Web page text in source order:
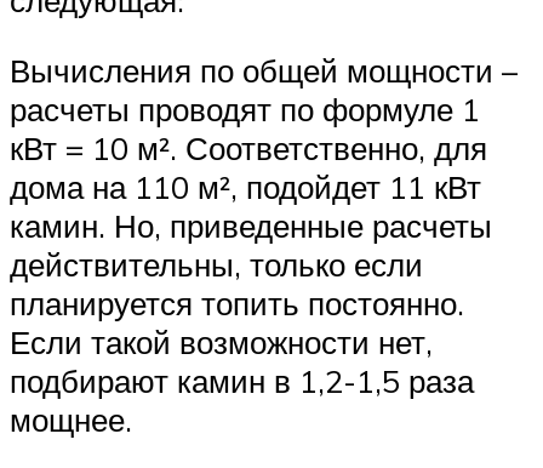
Вычисления по общей мощности –
расчеты проводят по формуле 1
кВт = 10 м². Соответственно, для
дома на 110 м², подойдет 11 кВт
камин. Но, приведенные расчеты
действительны, только если
планируется топить постоянно.
Если такой возможности нет,
подбирают камин в 1,2-1,5 раза
мощнее.